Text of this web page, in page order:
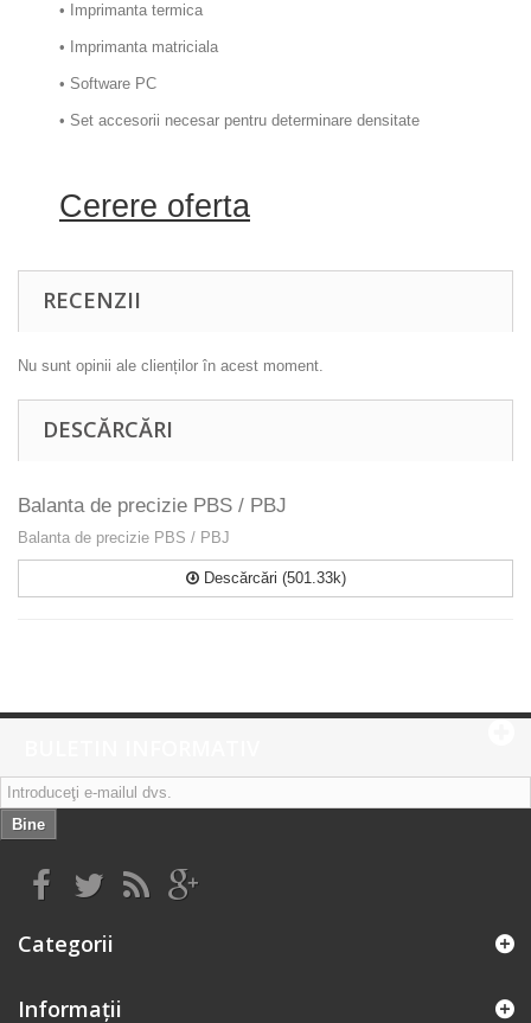
• Imprimanta termica
• Imprimanta matriciala
• Software PC
• Set accesorii necesar pentru determinare densitate
Cerere oferta
RECENZII
Nu sunt opinii ale clienților în acest moment.
DESCĂRCĂRI
Balanta de precizie PBS / PBJ
Balanta de precizie PBS / PBJ
Descărcări (501.33k)
Bine
Categorii
Informaţii